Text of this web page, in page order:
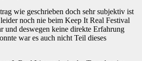
wie geschrieben doch sehr subjektiv ist
noch nie beim Keep It Real Festival
und deswegen keine direkte Erfahrung
war es auch nicht Teil dieses